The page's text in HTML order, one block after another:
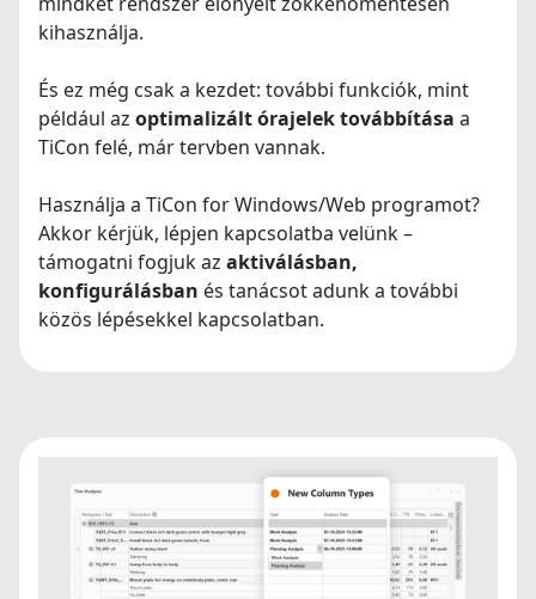
kihasználja.
És ez még csak a kezdet: további funkciók, mint
például az optimalizált órajelek továbbítása a
TiCon felé, már tervben vannak.
Használja a TiCon for Windows/Web programot?
Akkor kérjük, lépjen kapcsolatba velünk –
támogatni fogjuk az aktiválásban,
konfigurálásban és tanácsot adunk a további
közös lépésekkel kapcsolatban.